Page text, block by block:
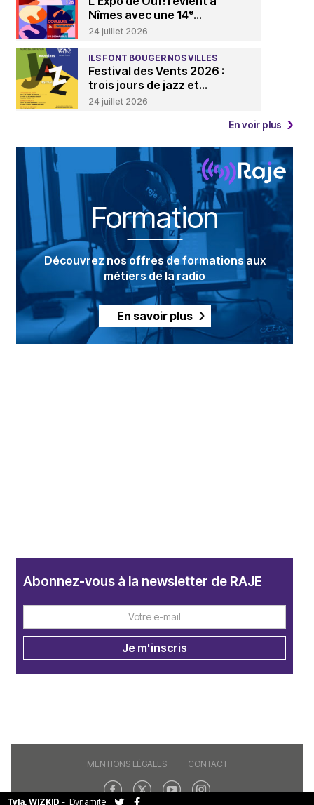
Nîmes avec une 14ᵉ...
24 juillet 2026
ILS FONT BOUGER NOS VILLES
Festival des Vents 2026 :
trois jours de jazz et...
24 juillet 2026
En voir plus
Formation
Découvrez nos offres de formations aux
métiers de la radio
En savoir plus
Abonnez-vous à la newsletter de RAJE
Tyla, WIZKID - Dynamite
MENTIONS LÉGALES CONTACT